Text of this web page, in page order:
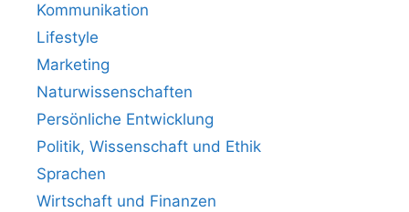
Kommunikation
Lifestyle
Marketing
Naturwissenschaften
Persönliche Entwicklung
Politik, Wissenschaft und Ethik
Sprachen
Wirtschaft und Finanzen